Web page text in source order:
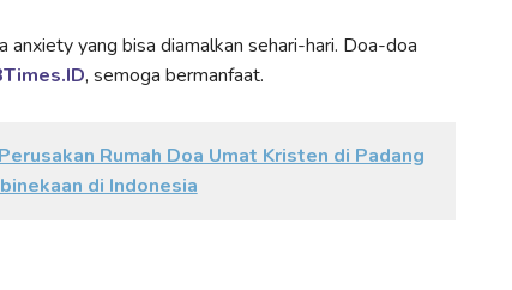
anxiety yang bisa diamalkan sehari-hari. Doa-doa
, semoga bermanfaat.
Rumah Doa Umat Kristen di Padang
di Indonesia